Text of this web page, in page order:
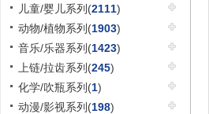
儿童/婴儿系列(2111)
动物/植物系列(1903)
音乐/乐器系列(1423)
上链/拉齿系列(245)
化学/吹瓶系列(1)
动漫/影视系列(198)